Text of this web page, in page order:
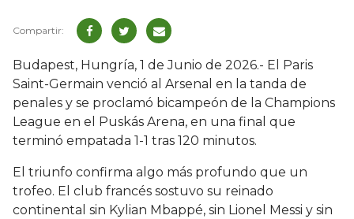
Budapest, Hungría, 1 de Junio de 2026.- El Paris
Saint-Germain venció al Arsenal en la tanda de
penales y se proclamó bicampeón de la Champions
League en el Puskás Arena, en una final que
terminó empatada 1-1 tras 120 minutos.
El triunfo confirma algo más profundo que un
trofeo. El club francés sostuvo su reinado
continental sin Kylian Mbappé, sin Lionel Messi y sin